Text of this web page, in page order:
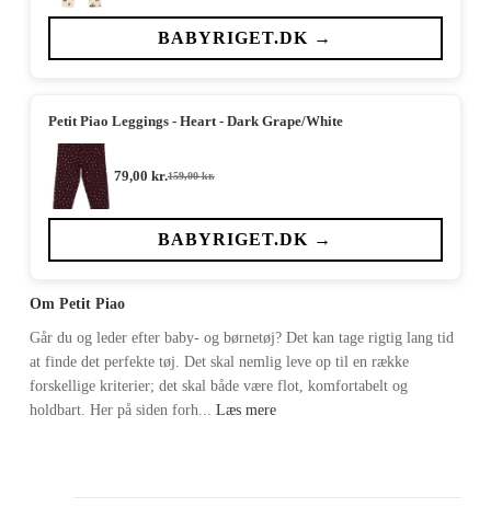
pris
var:
pris
er:
BABYRIGET.DK →
Petit Piao Leggings - Heart - Dark Grape/White
159,00kr.
Den
pris
var:
79,00 kr.Den
pris
er:
BABYRIGET.DK →
Om Petit Piao
Går du og leder efter baby- og børnetøj? Det kan tage rigtig lang tid
at finde det perfekte tøj. Det skal nemlig leve op til en række
forskellige kriterier; det skal både være flot, komfortabelt og
holdbart. Her på siden forh... Læs mere